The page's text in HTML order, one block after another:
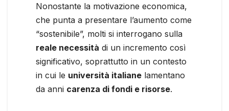
Nonostante la motivazione economica,
che punta a presentare l’aumento come
“sostenibile”, molti si interrogano sulla
reale necessità di un incremento così
significativo, soprattutto in un contesto
in cui le università italiane lamentano
da anni carenza di fondi e risorse.